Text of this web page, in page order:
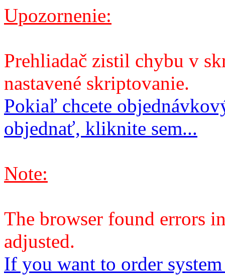
Upozornenie:
Prehliadač zistil chybu v
nastavené skriptovanie.
Pokiaľ chcete
objednať, kliknite sem...
Note:
The browser found errors
adjusted.
If you want to order